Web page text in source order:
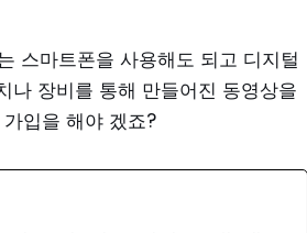
스마트폰을 사용해도 되고 디지털
나 장비를 통해 만들어진 동영상을
입을 해야 겠죠?